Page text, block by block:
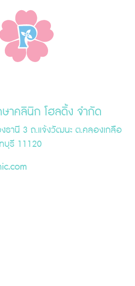
าคลินิก โฮลดิ้ง จำกัด
ธานี 3 ถ.แจ้งวัฒนะ ต.คลองเกลือ
บุรี 11120